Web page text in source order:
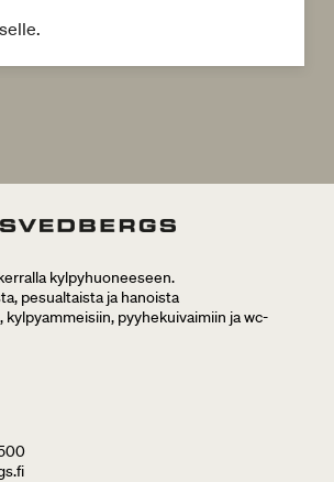
kylpyhuoneeseen.
pesualtaista ja hanoista
pyyhekuivaimiin ja wc-